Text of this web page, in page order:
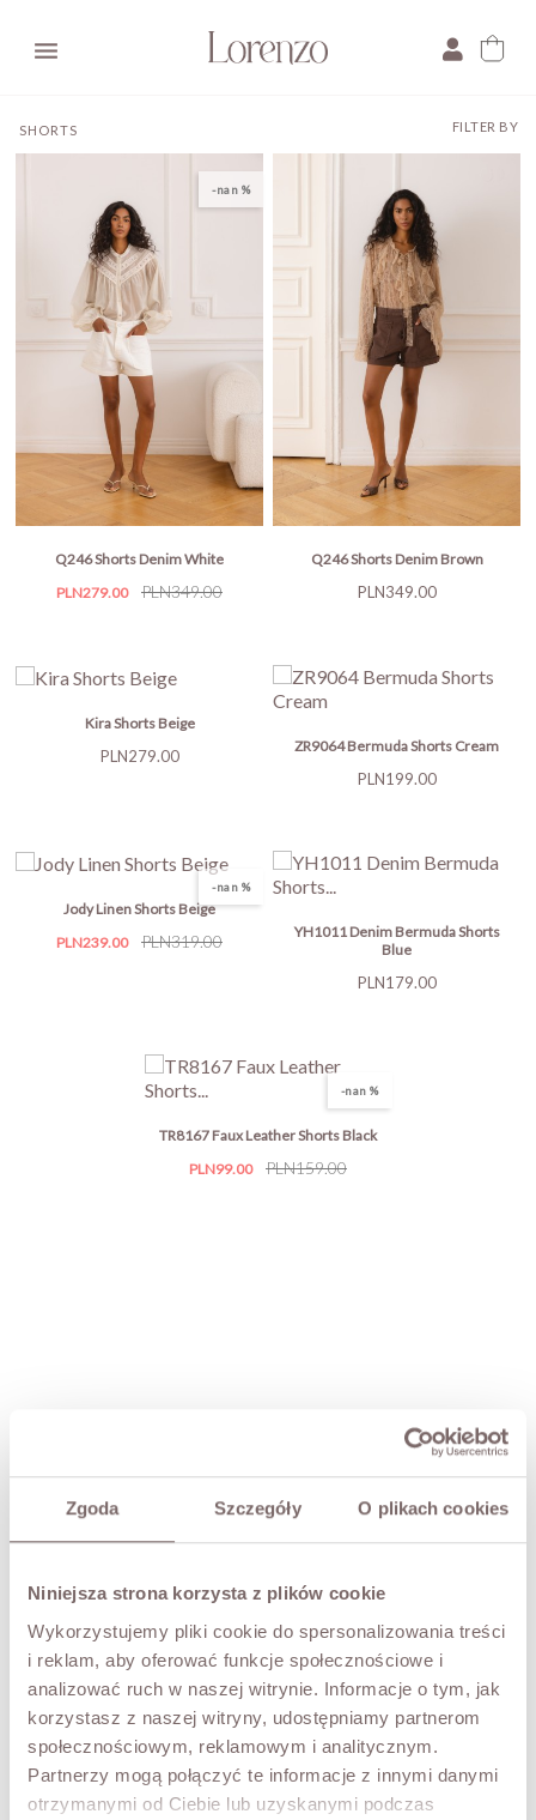
Zgoda Szczegóły O plikach cookies
Niniejsza strona korzysta z plików cookie
Wykorzystujemy pliki cookie do spersonalizowania treści
i reklam, aby oferować funkcje społecznościowe i
analizować ruch w naszej witrynie. Informacje o tym, jak
korzystasz z naszej witryny, udostępniamy partnerom
społecznościowym, reklamowym i analitycznym.
Partnerzy mogą połączyć te informacje z innymi danymi
otrzymanymi od Ciebie lub uzyskanymi podczas

SHORTS FILTER BY
-nan %
Q246 Shorts Denim White
Price
PLN279.00
Regular
PLN349.00
Q246 Shorts Denim Brown
Price
PLN349.00
Kira Shorts Beige
Price
PLN279.00
ZR9064 Bermuda Shorts Cream
Price
PLN199.00
-nan %
Jody Linen Shorts Beige
Price
PLN239.00
Regular
PLN319.00
YH1011 Denim Bermuda Shorts
Blue
Price
PLN179.00
-nan %
TR8167 Faux Leather Shorts Black
Price
PLN99.00
Regular
PLN159.00